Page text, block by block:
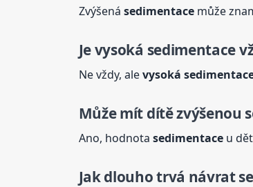
Zvýšená sedimentacemůže
Jevysoká sedimentace
Ne vždy, alevysoká
Může mít dítě zvýšenou
Ano, hodnota sedimentaceu
Jak dlouho trvá návrat